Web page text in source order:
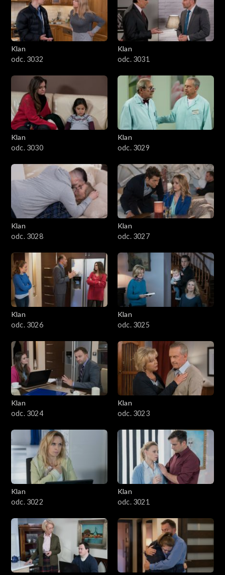
Klan
odc. 3032
Klan
odc. 3031
Klan
odc. 3030
Klan
odc. 3029
Klan
odc. 3028
Klan
odc. 3027
Klan
odc. 3026
Klan
odc. 3025
Klan
odc. 3024
Klan
odc. 3023
Klan
odc. 3022
Klan
odc. 3021